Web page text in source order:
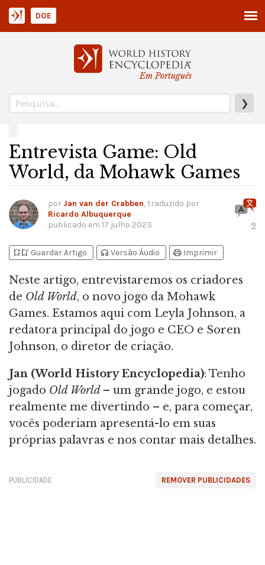
Em Português
❯
DOE
Entrevista Game: Old
World, da Mohawk Games
por Jan van der Crabben, traduzido por
Ricardo Albuquerque
publicado em 17 julho 2023 2
bookmark_addbookmark_added Guardar Artigo headphones Versão Áudio print Imprimir
Neste artigo, entrevistaremos os criadores
de Old World, o novo jogo da Mohawk
Games. Estamos aqui com Leyla Johnson, a
redatora principal do jogo e CEO e Soren
Johnson, o diretor de criação.
Jan (World History Encyclopedia): Tenho
jogado Old World – um grande jogo, e estou
realmente me divertindo – e, para começar,
vocês poderiam apresentá-lo em suas
próprias palavras e nos contar mais detalhes.
REMOVER PUBLICIDADES
PUBLICIDADE